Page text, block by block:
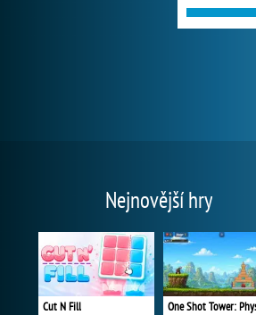
Nejnovější hry
Cut N Fill